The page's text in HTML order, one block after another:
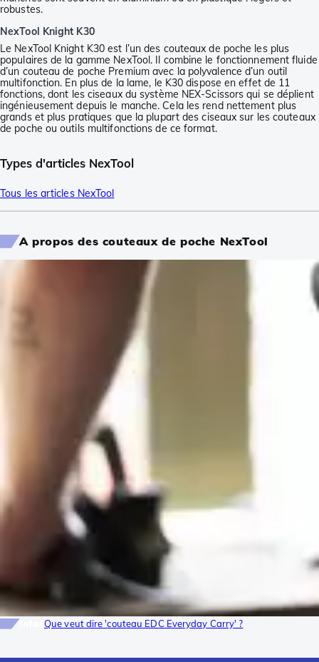
robustes.
NexTool Knight K30
Le NexTool Knight K30 est l’un des couteaux de poche les plus
populaires de la gamme NexTool. Il combine le fonctionnement fluide
d’un couteau de poche Premium avec la polyvalence d’un outil
multifonction. En plus de la lame, le K30 dispose en effet de 11
fonctions, dont les ciseaux du système NEX-Scissors qui se déplient
ingénieusement depuis le manche. Cela les rend nettement plus
grands et plus pratiques que la plupart des ciseaux sur les couteaux
de poche ou outils multifonctions de ce format.
Types d'articles NexTool
Tous les articles NexTool
A propos des couteaux de poche NexTool
Que veut dire 'couteau EDC Everyday Carry' ?